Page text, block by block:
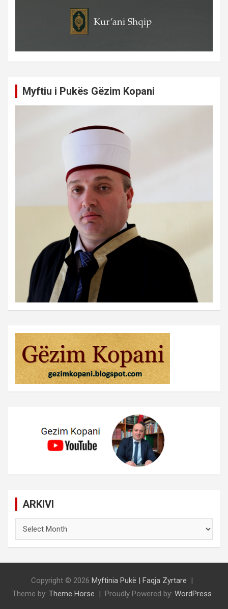
Myftiu i Pukës Gëzim Kopani
ARKIVI
Copyright © 2026 Myftinia Pukë | Faqja Zyrtare
Theme by: Theme Horse Proudly Powered by: WordPress